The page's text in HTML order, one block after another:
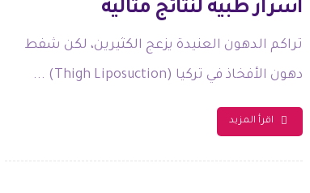
أسرار طبية لنتائج مثالية
تراكم الدهون العنيدة يزعج الكثيرين، لكن شفط
دهون الأفخاذ في تركيا (Thigh Liposuction) ...
اقرأ المزيد